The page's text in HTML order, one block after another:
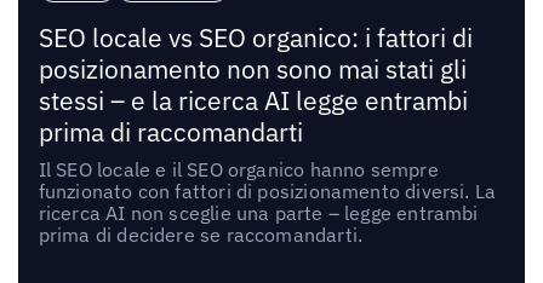
SEO locale vs SEO organico: i fattori di
posizionamento non sono mai stati gli
stessi – e la ricerca AI legge entrambi
prima di raccomandarti
Il SEO locale e il SEO organico hanno sempre
funzionato con fattori di posizionamento diversi. La
ricerca AI non sceglie una parte – legge entrambi
prima di decidere se raccomandarti.